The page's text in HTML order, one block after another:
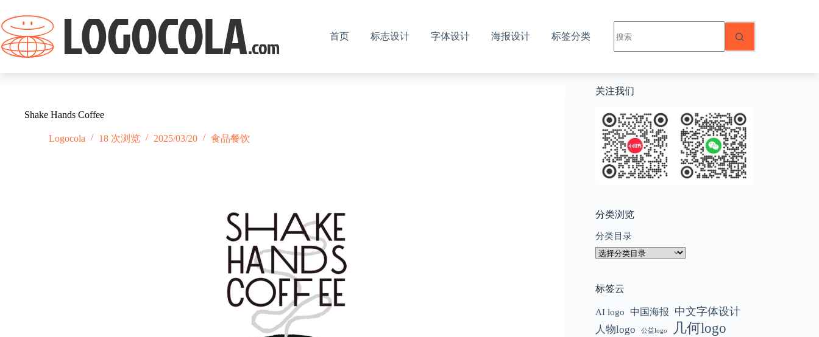
过
内
容
首页 标志设计 字体设计 海报设计 标签分类
结
果
Shake Hands Coffee
Logocola 18 次浏览 2025/03/20 食品餐饮
关注我们
分类浏览
分类目录
标签云
AI logo 中国海报 中文字体设计
人物logo 公益logo
几何logo